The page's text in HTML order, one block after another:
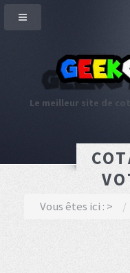
Le meilleur site de
Vous êtes ici :